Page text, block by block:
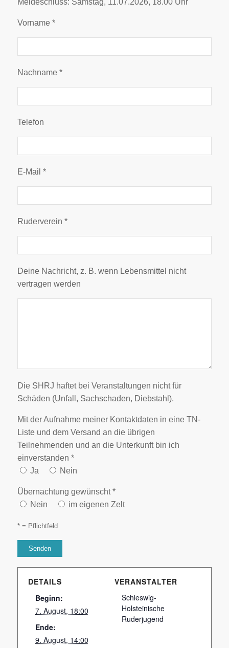
Meldeschluss: Samstag, 11.07.2026, 18.00 Uhr
Vorname *
Nachname *
Telefon
E-Mail *
Ruderverein *
Deine Nachricht, z. B. wenn Lebensmittel nicht
vertragen werden
Die SHRJ haftet bei Veranstaltungen nicht für
Schäden (Unfall, Sachschaden, Diebstahl).
Mit der Aufnahme meiner Kontaktdaten in eine TN-
Liste und dem Versand an die übrigen
Teilnehmenden und an die Unterkunft bin ich
einverstanden *
Ja
Nein
Übernachtung gewünscht *
Nein
im eigenen Zelt
* = Pflichtfeld
DETAILS
Beginn:
7. August, 18:00
Ende:
9. August, 14:00
VERANSTALTER
Schleswig-
Holsteinische
Ruderjugend